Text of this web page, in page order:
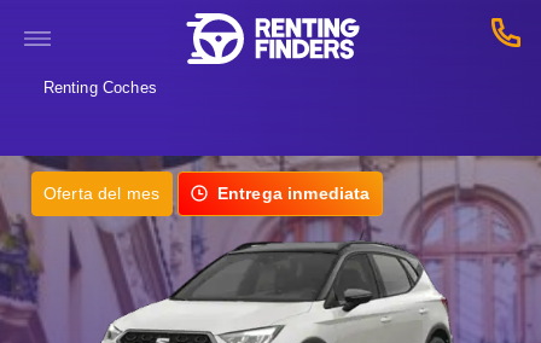
Renting Coches
Oferta del mes Entrega inmediata